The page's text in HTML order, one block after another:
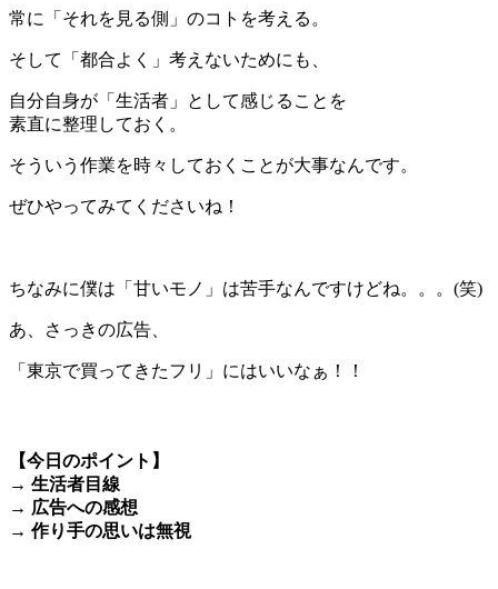
常に「それを見る側」のコトを考える。
そして「都合よく」考えないためにも、
自分自身が「生活者」として感じることを
素直に整理しておく。
そういう作業を時々しておくことが大事なんです。
ぜひやってみてくださいね！
ちなみに僕は「甘いモノ」は苦手なんですけどね。。。(笑)
あ、さっきの広告、
「東京で買ってきたフリ」にはいいなぁ！！
【今日のポイント】
→ 生活者目線
→ 広告への感想
→ 作り手の思いは無視